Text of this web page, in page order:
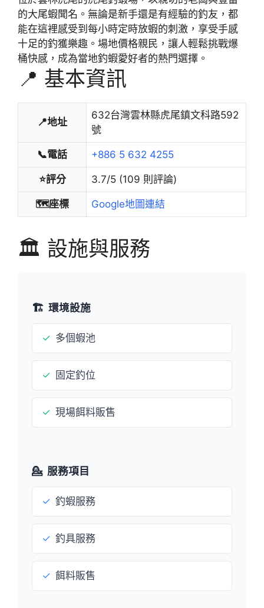
的大尾蝦聞名。無論是新手還是有經驗的釣友，都
能在這裡感受到每小時定時放蝦的刺激，享受手感
十足的釣獲樂趣。場地價格親民，讓人輕鬆挑戰爆
桶快感，成為當地釣蝦愛好者的熱門選擇。
📍 基本資訊
📍地址
632台灣雲林縣虎尾鎮文科路592
號
📞電話 +886 5 632 4255
⭐評分 3.7/5 (109 則評論)
🗺️座標 Google地圖連結
🏛️ 設施與服務
🏗️ 環境設施
✓ 多個蝦池
✓ 固定釣位
✓ 現場餌料販售
💁 服務項目
✓ 釣蝦服務
✓ 釣具服務
✓ 餌料販售